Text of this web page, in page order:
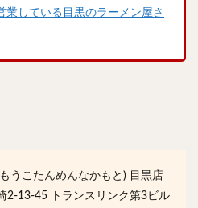
業している目黒のラーメン屋さ
うこたんめんなかもと) 目黒店
2-13-45 トランスリンク第3ビル